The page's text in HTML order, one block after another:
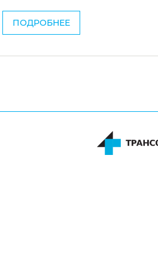
ПОДРОБНЕЕ